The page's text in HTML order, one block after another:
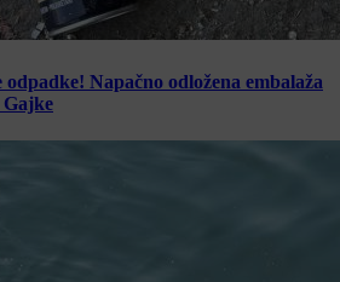
odpadke! Napačno odložena embalaža